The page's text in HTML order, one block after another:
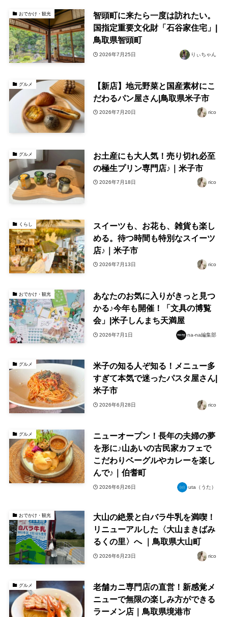
おでかけ・観光
智頭町に来たら一度は訪れたい。
国指定重要文化財「石谷家住宅」|
鳥取県智頭町
2026年7月25日 りぃちゃん
グルメ
【新店】地元野菜と国産素材にこ
だわるパン屋さん|鳥取県米子市
2026年7月20日 rico
グルメ
お土産にも大人気！売り切れ必至
の極生プリン専門店♪｜米子市
2026年7月18日 rico
くらし
⁡スイーツも、お花も、雑貨も楽し
める。待つ時間も特別なスイーツ
店♪｜米子市
2026年7月13日 rico
おでかけ・観光
あなたのお気に入りがきっと見つ
かる♪今年も開催！「文具の博覧
会」|米子しんまち天満屋
2026年7月1日 na-na編集部
グルメ
米子の知る人ぞ知る！メニュー多
すぎて本気で迷ったパスタ屋さん|
米子市
2026年6月28日 rico
グルメ
ニューオープン！長年の夫婦の夢
を形に♪山あいの古民家カフェで
こだわりベーグルやカレーを楽し
んで♪｜伯耆町
2026年6月26日 uta（うた）
おでかけ・観光
大山の絶景と白バラ牛乳を満喫！
リニューアルした〈大山まきばみ
るくの里〉へ ｜鳥取県大山町
2026年6月23日 rico
グルメ
老舗カニ専門店の直営！新感覚メ
ニューで無限の楽しみ方ができる
ラーメン店｜鳥取県境港市